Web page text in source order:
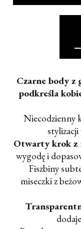
Czarne body z
podkreśla
Niecodzienny
Otwarty krok z
wygodę i
Fiszbiny
miseczki z